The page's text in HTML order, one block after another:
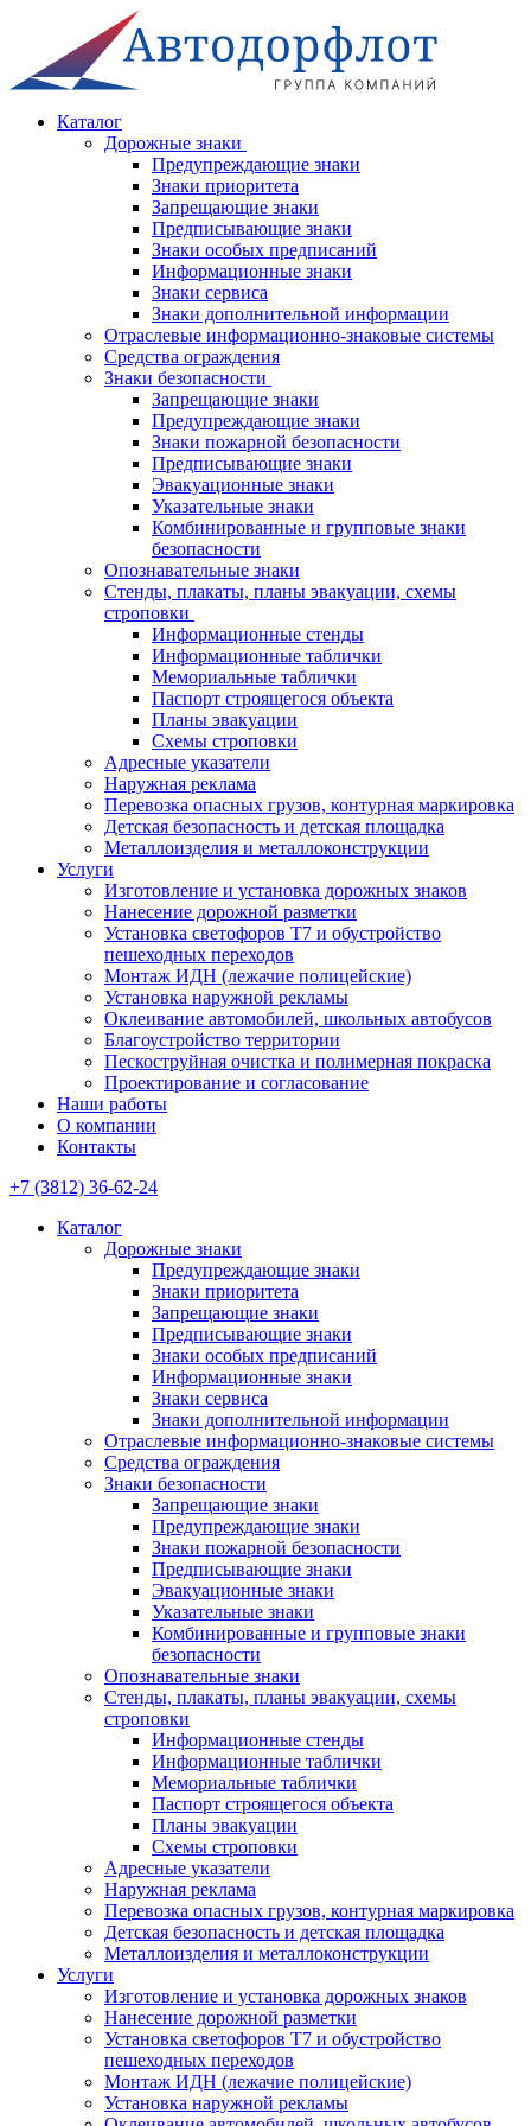
Каталог
Дорожные знаки
Предупреждающие знаки
Знаки приоритета
Запрещающие знаки
Предписывающие знаки
Знаки особых предписаний
Информационные знаки
Знаки сервиса
Знаки дополнительной информации
Отраслевые информационно-знаковые системы
Средства ограждения
Знаки безопасности
Запрещающие знаки
Предупреждающие знаки
Знаки пожарной безопасности
Предписывающие знаки
Эвакуационные знаки
Указательные знаки
Комбинированные и групповые знаки
безопасности
Опознавательные знаки
Стенды, плакаты, планы эвакуации, схемы
строповки
Информационные стенды
Информационные таблички
Мемориальные таблички
Паспорт строящегося объекта
Планы эвакуации
Схемы строповки
Адресные указатели
Наружная реклама
Перевозка опасных грузов, контурная маркировка
Детская безопасность и детская площадка
Металлоизделия и металлоконструкции
Услуги
Изготовление и установка дорожных знаков
Нанесение дорожной разметки
Установка светофоров Т7 и обустройство
пешеходных переходов
Монтаж ИДН (лежачие полицейские)
Установка наружной рекламы
Оклеивание автомобилей, школьных автобусов
Благоустройство территории
Пескоструйная очистка и полимерная покраска
Проектирование и согласование
Наши работы
О компании
Контакты
+7 (3812) 36-62-24
Каталог
Дорожные знаки
Предупреждающие знаки
Знаки приоритета
Запрещающие знаки
Предписывающие знаки
Знаки особых предписаний
Информационные знаки
Знаки сервиса
Знаки дополнительной информации
Отраслевые информационно-знаковые системы
Средства ограждения
Знаки безопасности
Запрещающие знаки
Предупреждающие знаки
Знаки пожарной безопасности
Предписывающие знаки
Эвакуационные знаки
Указательные знаки
Комбинированные и групповые знаки
безопасности
Опознавательные знаки
Стенды, плакаты, планы эвакуации, схемы
строповки
Информационные стенды
Информационные таблички
Мемориальные таблички
Паспорт строящегося объекта
Планы эвакуации
Схемы строповки
Адресные указатели
Наружная реклама
Перевозка опасных грузов, контурная маркировка
Детская безопасность и детская площадка
Металлоизделия и металлоконструкции
Услуги
Изготовление и установка дорожных знаков
Нанесение дорожной разметки
Установка светофоров Т7 и обустройство
пешеходных переходов
Монтаж ИДН (лежачие полицейские)
Установка наружной рекламы